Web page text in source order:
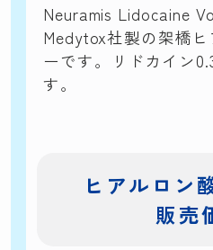
Neuramis Lidocaine
Medytox社製の架橋
ーです。リドカイン
す。
ヒアルロン
販売